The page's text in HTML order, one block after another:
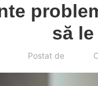
să
Postat de